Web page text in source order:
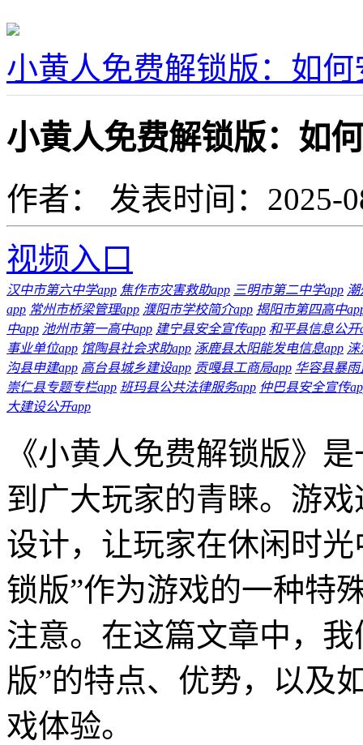
小黄人免费解锁版：如
小黄人免费解锁版：如
作者：
发表时间：2025-
视频入口
汉中市第六中学app 焦作市灾害救助app 三明市第二中学app 潮
app 常州市桥梁管理app 濮阳市学校简介app 揭阳市第四高中
中app 池州市第一高中app 建宁县安全宣传app 和平县信息公开
事业单位app 馆陶县社会求助app 涿鹿县太阳能发电信息app 涞
沟县申建app 高台县城乡建设app 贡嘎县工商局app 华容县暴雨
崇仁县专题专栏app 班玛县公共法律服务app 仲巴县安全宣传
大建设公开app
《小黄人免费解锁版》
到广大玩家的青睐。游
设计，让玩家在休闲时
锁版”作为游戏的一种特
注意。在这篇文章中，
版”的特点、优势，以及
戏体验。